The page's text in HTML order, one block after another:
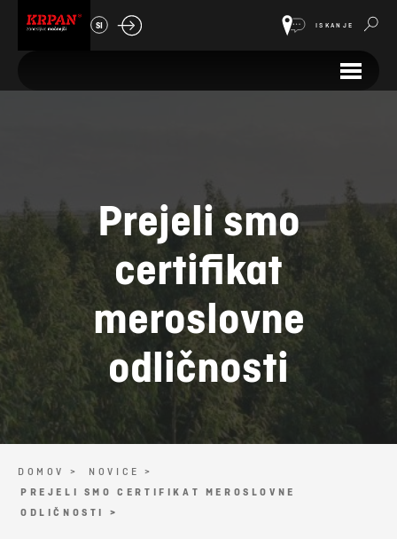
SI ISKANJE
Prejeli smo
certifikat
meroslovne
odličnosti
DOMOV >
NOVICE >
PREJELI SMO CERTIFIKAT MEROSLOVNE
ODLIČNOSTI >